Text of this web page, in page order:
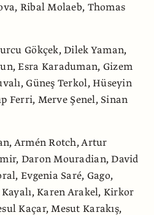
Ribal Molaeb, Thomas
Gökçek, Dilek Yaman,
Esra Karaduman, Gizem
Güneş Terkol, Hüseyin
Ferri, Merve Şenel, Sinan
Armén Rotch, Artur
Daron Mouradian, David
Evgenia Saré, Gago,
Karen Arakel, Kirkor
Kaçar, Mesut Karakış,